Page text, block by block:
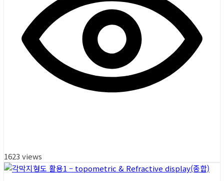
1623 views